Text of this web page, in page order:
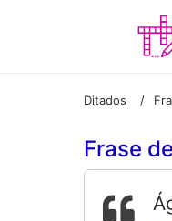
Ditados /
Frase